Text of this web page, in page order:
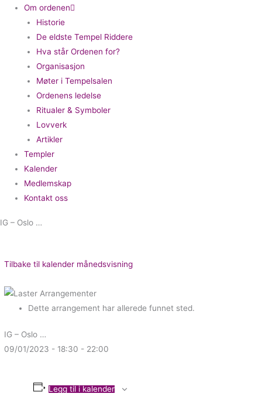
Om ordenen
Historie
De eldste Tempel Riddere
Hva står Ordenen for?
Organisasjon
Møter i Tempelsalen
Ordenens ledelse
Ritualer & Symboler
Lovverk
Artikler
Templer
Kalender
Medlemskap
Kontakt oss
IG – Oslo …
Tilbake til kalender månedsvisning
Dette arrangement har allerede funnet sted.
IG – Oslo …
09/01/2023 - 18:30 - 22:00
Legg til i kalender